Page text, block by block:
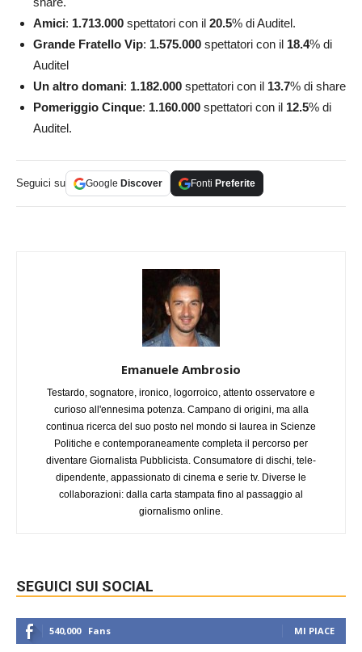
Amici: 1.713.000 spettatori con il 20.5% di Auditel.
Grande Fratello Vip: 1.575.000 spettatori con il 18.4% di
Auditel
Un altro domani: 1.182.000 spettatori con il 13.7% di share
Pomeriggio Cinque: 1.160.000 spettatori con il 12.5% di
Auditel.
Seguici su Google Discover Fonti Preferite
Emanuele Ambrosio
Testardo, sognatore, ironico, logorroico, attento osservatore e
curioso all'ennesima potenza. Campano di origini, ma alla
continua ricerca del suo posto nel mondo si laurea in Scienze
Politiche e contemporaneamente completa il percorso per
diventare Giornalista Pubblicista. Consumatore di dischi, tele-
dipendente, appassionato di cinema e serie tv. Diverse le
collaborazioni: dalla carta stampata fino al passaggio al
giornalismo online.
SEGUICI SUI SOCIAL
540,000 Fans MI PIACE